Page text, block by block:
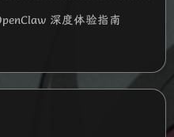
深度体验指南